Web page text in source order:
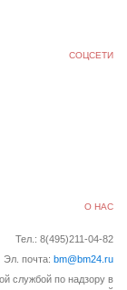
СОЦСЕТИ
О НАС
Тел.: 8(495)211-04-82
Эл. почта: bm@bm24.ru
службой по надзору в